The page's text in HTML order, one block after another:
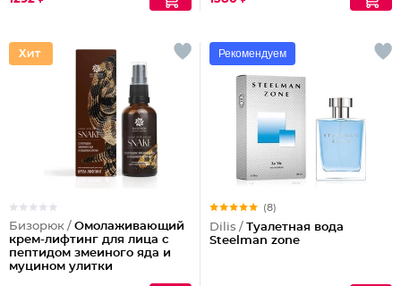
Бизорюк / Омолаживающий
крем-лифтинг для лица с
пептидом змеиного яда и
муцином улитки
Рекомендуем
(8)
Dilis / Туалетная вода
Steelman zone